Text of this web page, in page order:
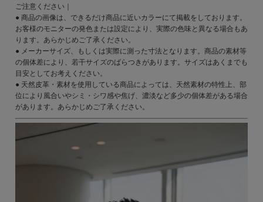
ご注意ください｜
● 商品の画像は、できるだけ商品に近いカラーにて掲載をしております。
お客様のモニターの発色または設定により、実際の色味と異なる場合もあ
ります。あらかじめご了承ください。
● メーカーサイズ、もしくは実際に測った寸法となります。商品の素材等
の個体差により、若干サイズのばらつきがあります。サイズはあくまでも
目安としてお考えください。
● 天然皮革・素材を使用している商品によっては、天然素材の特性上、部
位により風合いやシミ・シワ感や焦げ、濃淡など多少の個体差がある場合
があります。あらかじめご了承ください。